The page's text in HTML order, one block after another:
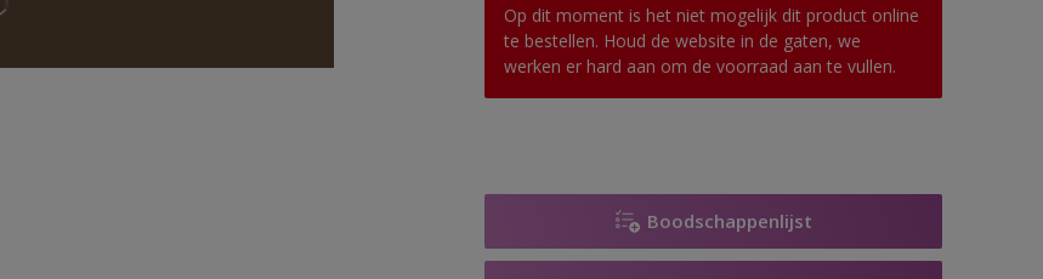
Op dit moment is het niet mogelijk dit product online
te bestellen. Houd de website in de gaten, we
werken er hard aan om de voorraad aan te vullen.
Boodschappenlijst